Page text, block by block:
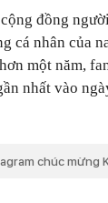
đồng
cá nhân của
một năm,
nhất vào
chúc mừng